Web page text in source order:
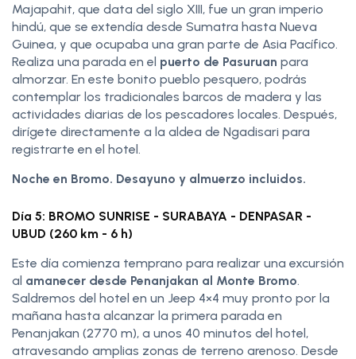
Majapahit, que data del siglo XIII, fue un gran imperio
hindú, que se extendía desde Sumatra hasta Nueva
Guinea, y que ocupaba una gran parte de Asia Pacífico.
Realiza una parada en el puerto de Pasuruan para
almorzar. En este bonito pueblo pesquero, podrás
contemplar los tradicionales barcos de madera y las
actividades diarias de los pescadores locales. Después,
dirígete directamente a la aldea de Ngadisari para
registrarte en el hotel.
Noche en Bromo. Desayuno y almuerzo incluidos.
Día 5: BROMO SUNRISE - SURABAYA - DENPASAR -
UBUD (260 km - 6 h)
Este día comienza temprano para realizar una excursión
al amanecer desde Penanjakan al Monte Bromo.
Saldremos del hotel en un Jeep 4×4 muy pronto por la
mañana hasta alcanzar la primera parada en
Penanjakan (2770 m), a unos 40 minutos del hotel,
atravesando amplias zonas de terreno arenoso. Desde